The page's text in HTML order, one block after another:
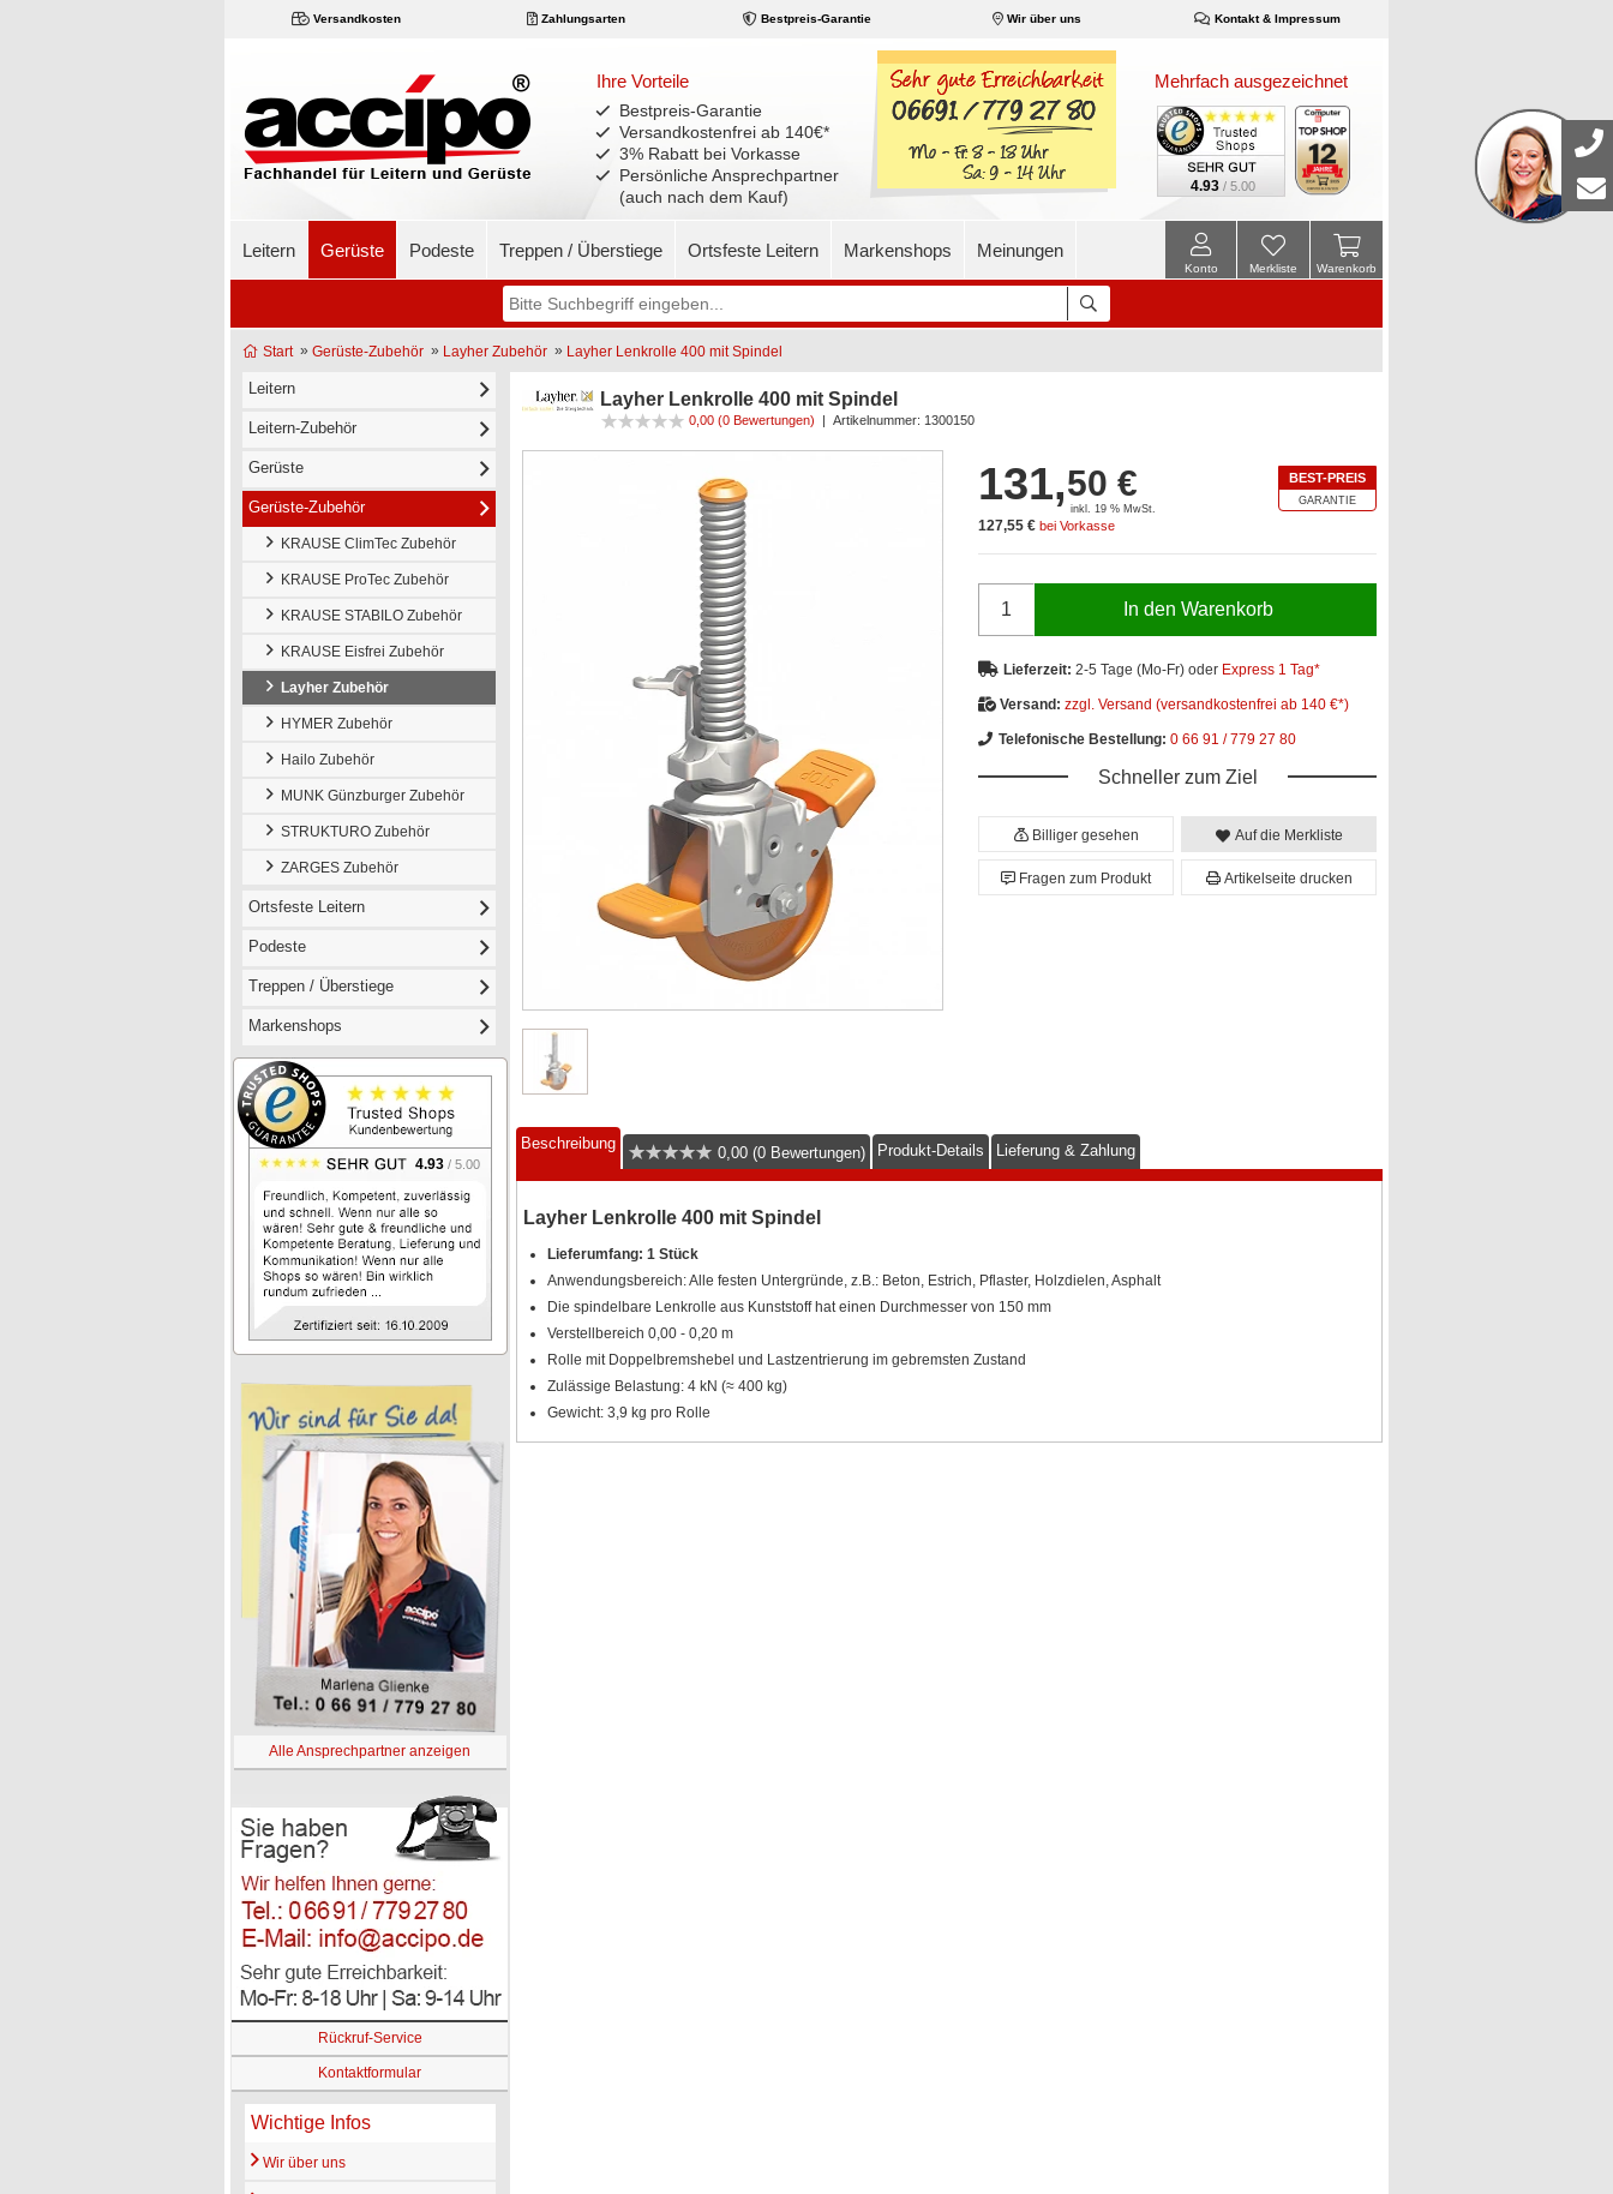
Versandkosten Zahlungsarten Bestpreis-Garantie Wir über uns Kontakt & Impressum
Ihre Vorteile
Bestpreis-Garantie
Versandkostenfrei ab 140€*
3% Rabatt bei Vorkasse
Persönliche Ansprechpartner
(auch nach dem Kauf)
Mehrfach ausgezeichnet
4.93 / 5.00
Leitern Gerüste Podeste Treppen / Überstiege Ortsfeste Leitern Markenshops Meinungen
Warenkorb
Merkliste
Konto
Start» Gerüste-Zubehör » Layher Zubehör » Layher Lenkrolle 400 mit Spindel
Leitern
Leitern-Zubehör
Gerüste
Gerüste-Zubehör
KRAUSE ClimTec Zubehör
KRAUSE ProTec Zubehör
KRAUSE STABILO Zubehör
KRAUSE Eisfrei Zubehör
Layher Zubehör
HYMER Zubehör
Hailo Zubehör
MUNK Günzburger Zubehör
STRUKTURO Zubehör
ZARGES Zubehör
Ortsfeste Leitern
Podeste
Treppen / Überstiege
Markenshops
4.93 / 5.00
Alle Ansprechpartner anzeigen
Rückruf-Service
Kontaktformular
Wichtige Infos
Wir über uns
Layher Lenkrolle 400 mit Spindel
0,00 (0 Bewertungen) | Artikelnummer: 1300150
BEST-PREIS
GARANTIE
131,50 €
inkl. 19 % MwSt.
127,55 € bei Vorkasse
In den Warenkorb
Lieferzeit: 2-5 Tage (Mo-Fr) oder Express 1 Tag*
Versand: zzgl. Versand (versandkostenfrei ab 140 €*)
Telefonische Bestellung: 0 66 91 / 779 27 80
Schneller zum Ziel
Billiger gesehen Auf die Merkliste
Fragen zum Produkt Artikelseite drucken
Beschreibung
0,00 (0 Bewertungen) Produkt-Details Lieferung & Zahlung
Layher Lenkrolle 400 mit Spindel
Lieferumfang: 1 Stück
Anwendungsbereich: Alle festen Untergründe, z.B.: Beton, Estrich, Pflaster, Holzdielen, Asphalt
Die spindelbare Lenkrolle aus Kunststoff hat einen Durchmesser von 150 mm
Verstellbereich 0,00 - 0,20 m
Rolle mit Doppelbremshebel und Lastzentrierung im gebremsten Zustand
Zulässige Belastung: 4 kN (≈ 400 kg)
Gewicht: 3,9 kg pro Rolle